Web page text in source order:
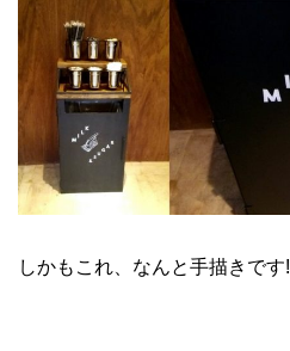
しかもこれ、なんと手描きです!